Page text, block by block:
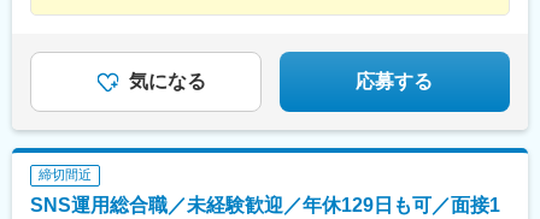
駅、水道橋駅、日比谷駅、青井駅、牛田駅(東京都)、上野広小路
駅、蓮沼駅、平和島駅、銀座駅、馬喰横山駅、宝町駅(東京都)、新
中野駅、大崎広小路駅、吉祥寺駅、池袋駅、赤羽岩淵駅、とうき
ょうスカイツリー駅、住吉駅(東京都)、祐天寺駅、国道駅、平沼橋
駅、蒔田駅、新杉田駅、センター北駅、宮前平駅、高島町駅、伊
勢佐木長者町駅、馬車道駅、鶴見駅、北茅ケ崎駅、京急川崎駅、
登戸駅、本八幡駅(都営線)、市川駅、千葉駅、西船橋駅、本川越
駅、仙台駅(地下鉄)、広瀬通駅、野江内代駅、海老江駅、西長堀
(香川県)、博多駅、めがね橋駅、花畑町駅、天文館通駅、旭橋駅、
駅、新宿西口駅、新高島駅、電鉄富山駅・エスタ前駅、七ツ屋
駅、日吉町駅、栄駅(愛知県)、烏丸御池駅、大江橋駅、三宮・花時
計前駅、柳川駅、八丁堀駅(広島県)、片原町駅(香川県)、櫛田神社
気になる 応募する
締切間近
SNS運用総合職／未経験歓迎／年休129日も可／面接1